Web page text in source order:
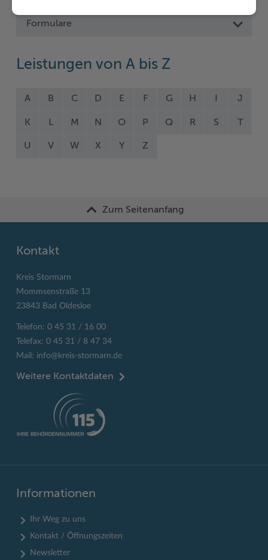
Formulare
Leistungen von A bis Z
A B C D E F G H I J
K L M N O P Q R S
U V W X Y Z
Zum Seitenanfang
Kontakt
Kreis Stormarn
Mommsenstraße 13
23843 Bad Oldesloe
Telefon: 0 45 31 / 16 00
Telefax: 0 45 31 / 8 47 34
Mail: info@kreis-stormarn.de
Weitere Kontaktdaten
Informationen
Ihr Weg zu uns
Kontakt / Öffnungszeiten
Newsletter